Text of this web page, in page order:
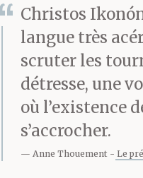
prendrait
Rhodes
Pâques
n’avait pas
depuis
Christos
langue très
scruter les
détresse, une
où l’existence
s’accrocher.
Anne Thouement Le